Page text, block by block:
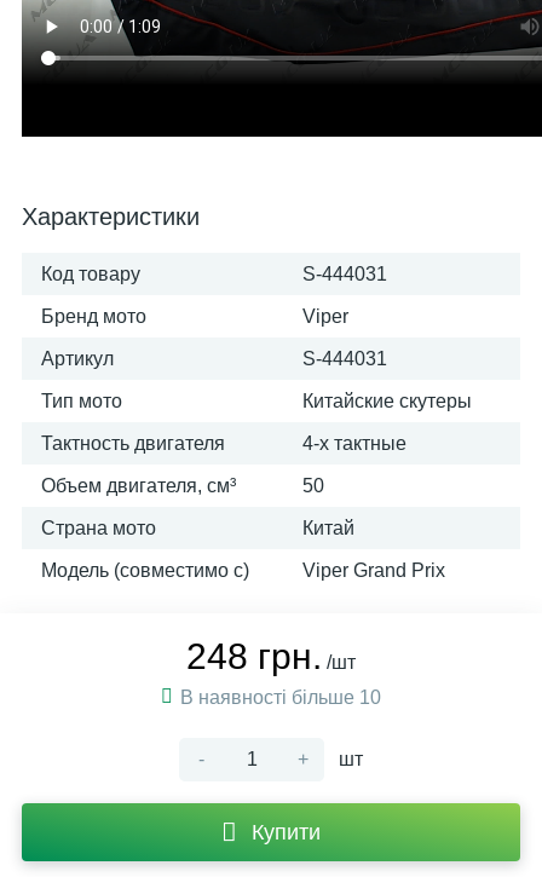
Характеристики
Код товару S-444031
Бренд мото Viper
Артикул S-444031
Тип мото Китайские скутеры
Тактность двигателя 4-х тактные
Объем двигателя, см³ 50
Страна мото Китай
Модель (совместимо с) Viper Grand Prix
248 грн. /шт
В наявності більше 10
- + шт
Купити